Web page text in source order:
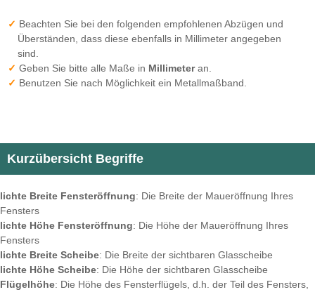
Beachten Sie bei den folgenden empfohlenen Abzügen und
Überständen, dass diese ebenfalls in Millimeter angegeben
sind.
Geben Sie bitte alle Maße in Millimeteran.
Benutzen Sie nach Möglichkeit ein Metallmaßband.
Kurzübersicht Begriffe
lichte Breite Fensteröffnung: Die Breite der Maueröffnung Ihres
Fensters
lichte Höhe Fensteröffnung: Die Höhe der Maueröffnung Ihres
Fensters
lichte Breite Scheibe: Die Breite der sichtbaren Glasscheibe
lichte Höhe Scheibe: Die Höhe der sichtbaren Glasscheibe
Flügelhöhe: Die Höhe des Fensterflügels, d.h. der Teil des Fensters,